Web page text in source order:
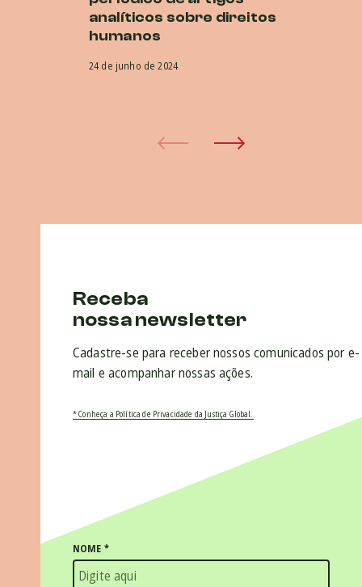
analíticos sobre direitos
humanos
24 de junho de 2024
Receba
nossa newsletter
Cadastre-se para receber nossos comunicados por e-
mail e acompanhar nossas ações.
* Conheça a Política de Privacidade da Justiça Global.
NOME *